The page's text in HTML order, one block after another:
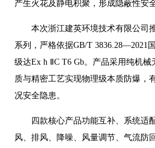
产生火花及静电积聚，形成隐蔽性安
本次浙江建英环境技术有限公司
系列，严格依据GB/T 3836.28—2021
级达Ex h ⅡC T6 Gb。产品采用纯机
质与精密工艺实现物理级本质防爆，
况安全隐患。
四款核心产品功能互补、系统适
风、排风、降噪、风量调节、气流防